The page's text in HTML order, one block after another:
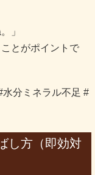
」
とがポイントで
分ミネラル不足 #
し方（即効対